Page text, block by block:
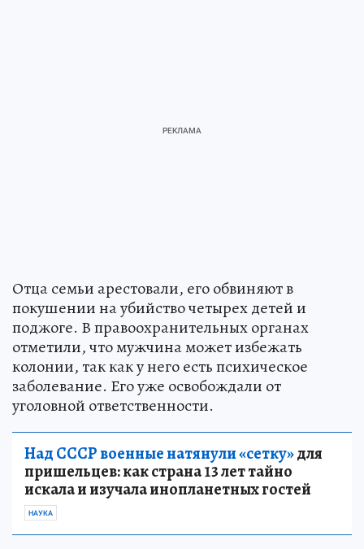
Отца семьи арестовали, его обвиняют в
покушении на убийство четырех детей и
поджоге. В правоохранительных органах
отметили, что мужчина может избежать
колонии, так как у него есть психическое
заболевание. Его уже освобождали от
уголовной ответственности.
Над СССР военные натянули «сетку»для
пришельцев: как страна 13 лет тайно
искала и изучала инопланетных гостей
НАУКА